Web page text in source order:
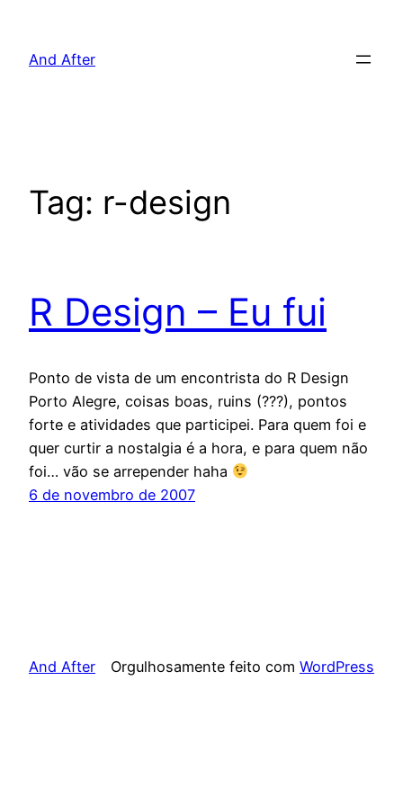
And After
Tag: r-design
R Design – Eu fui
Ponto de vista de um encontrista do R Design
Porto Alegre, coisas boas, ruins (???), pontos
forte e atividades que participei. Para quem foi e
quer curtir a nostalgia é a hora, e para quem não
foi… vão se arrepender haha
6 de novembro de 2007
And After Orgulhosamente feito com WordPress